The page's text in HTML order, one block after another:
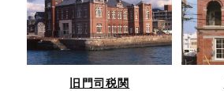
旧門司税関